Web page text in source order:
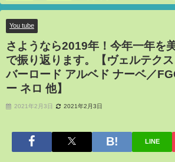
ります。【ヴェルテクス エルフ村／オーバーロード アルベド ナーベ／FGO マ
You tube
さようなら2019年！今年一年を
で振り返ります。【ヴェルテク
バーロード アルベド ナーベ／
ー ネロ 他】
2021年2月3日 2021年2月3日
LINE